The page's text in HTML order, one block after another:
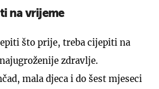
na vrijeme
što prije, treba cijepiti na
zdravlje.
mala djeca i do šest mjeseci